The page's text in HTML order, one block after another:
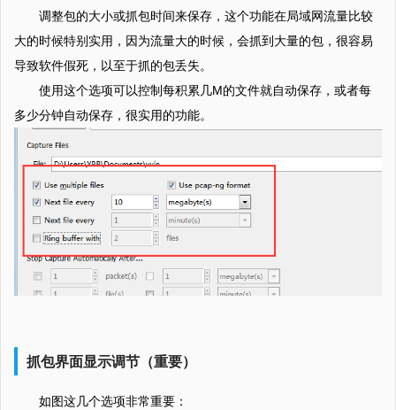
调整包的大小或抓包时间来保存，这个功能在局域网流量比较
大的时候特别实用，因为流量大的时候，会抓到大量的包，很容易
导致软件假死，以至于抓的包丢失。
使用这个选项可以控制每积累几M的文件就自动保存，或者每
多少分钟自动保存，很实用的功能。
抓包界面显示调节（重要）
如图这几个选项非常重要：